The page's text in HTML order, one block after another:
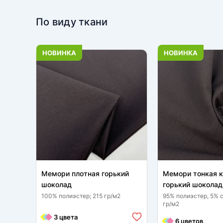
По виду ткани
НОВИНКА
Мемори плотная горький
шоколад
100% полиэстер; 215 гр/м2
3 цвета
НОВИНКА
Мемори тонкая
горький шоколад
95% полиэстер, 5%
гр/м2
6 цветов